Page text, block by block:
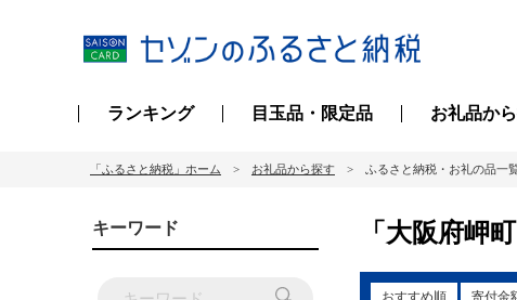
ランキング 目玉品・限定品 お礼品から
「ふるさと納税」ホーム お礼品から探す ふるさと納税・お礼の品一
キーワード 「大阪府岬
おすすめ順 寄付金